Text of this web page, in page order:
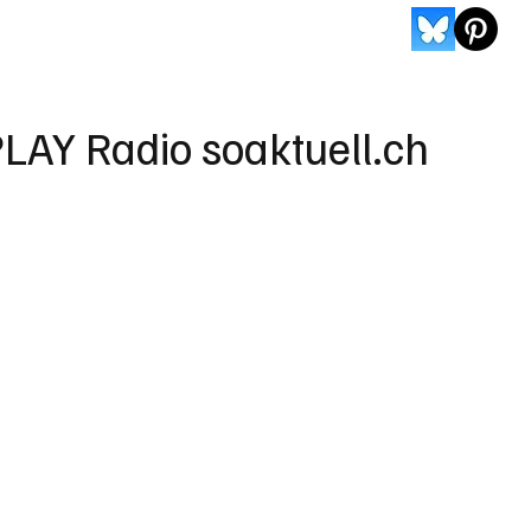
Radio soaktuell.ch